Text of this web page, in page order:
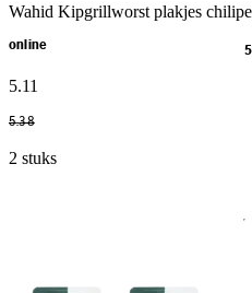
Wahid Kipgrillworst plakjes
online
5.11
5.38
2 stuks